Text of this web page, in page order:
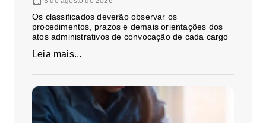
Os classificados deverão observar os
procedimentos, prazos e demais orientações dos
atos administrativos de convocação de cada cargo
Leia mais...